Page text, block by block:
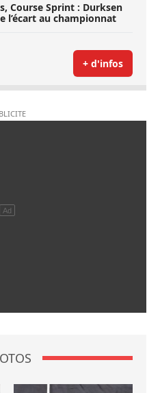
Course Sprint : Durksen
l’écart au championnat
+ d'infos